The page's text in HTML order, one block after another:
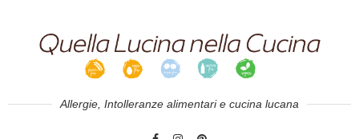
Allergie, Intolleranze alimentari e cucina lucana